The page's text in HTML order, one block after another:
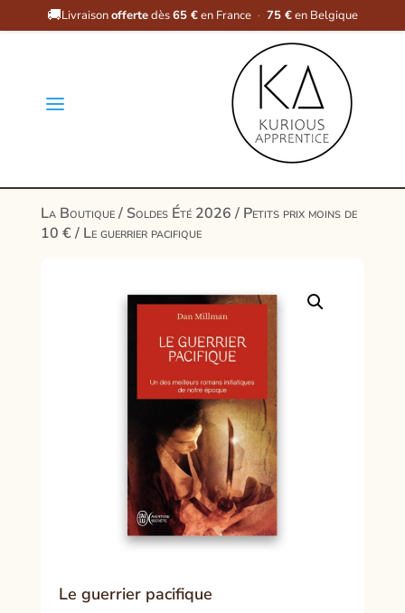
🚚Livraisonoffertedès65 €en France · 75 €en Belgique
a
La Boutique/ Soldes Été 2026/ Petits prix moins de
10 €/ Le guerrier pacifique
Le guerrier pacifique